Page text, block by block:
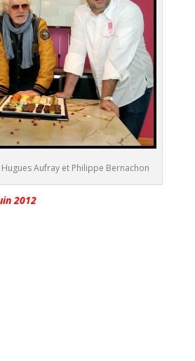
Aufray et Philippe Bernachon
2012